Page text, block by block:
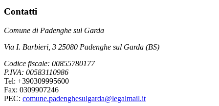
Contatti
Comune di Padenghe sul Garda
Via I. Barbieri, 3 25080 Padenghe sul Garda (BS)
Codice fiscale: 00855780177
P.IVA: 00583110986
Tel: +390309995600
Fax: 0309907246
PEC: comune.padenghesulgarda@legalmail.it